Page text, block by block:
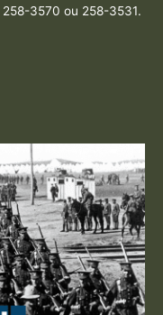
258-3570 ou 258-3531.